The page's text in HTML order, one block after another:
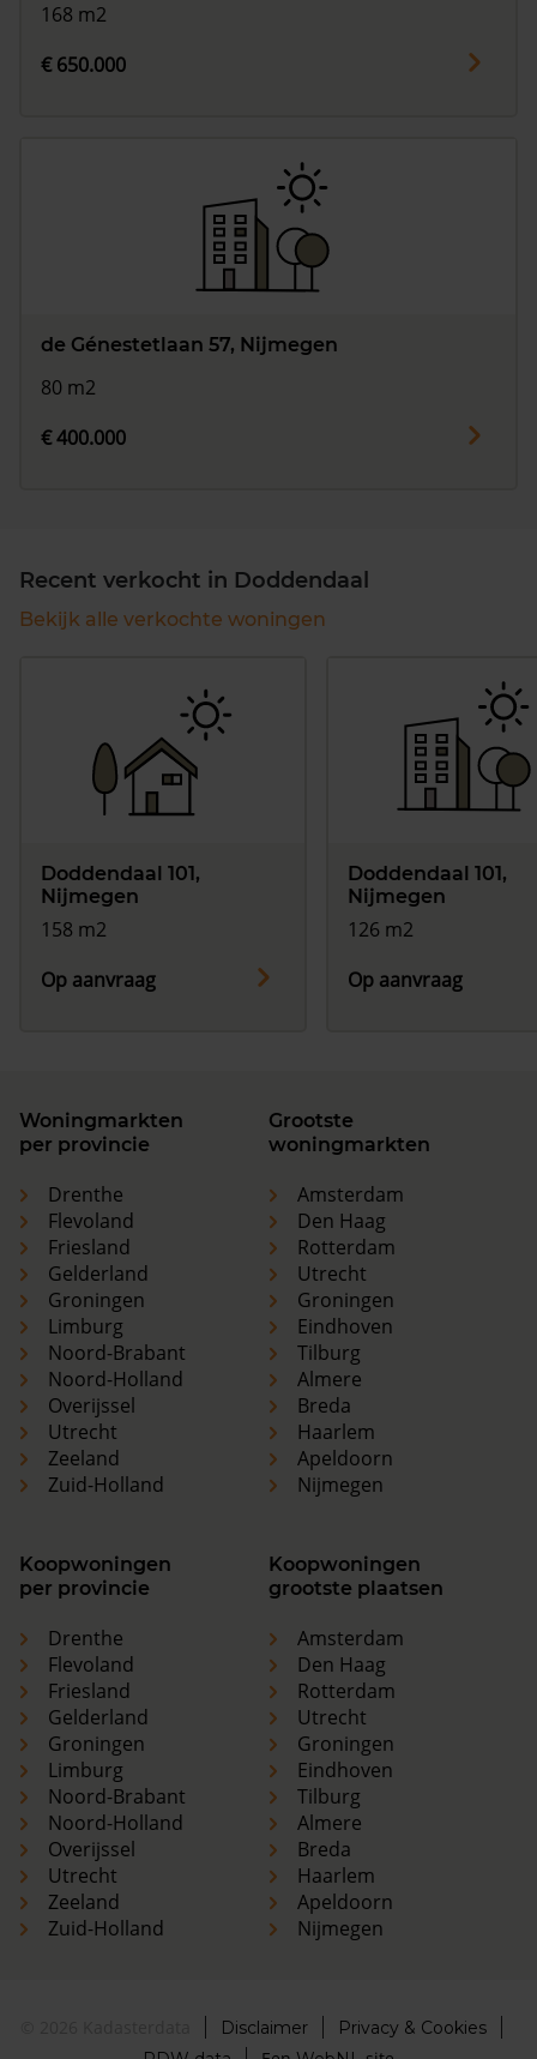
168 m2
€ 650.000
de Génestetlaan 57, Nijmegen
80 m2
€ 400.000
Recent verkocht in Doddendaal
Bekijk alle verkochte woningen
Doddendaal 101,
Nijmegen
158 m2
Op aanvraag
Doddendaal 101,
Nijmegen
126 m2
Op aanvraag
Woningmarkten
per provincie
Drenthe
Flevoland
Friesland
Gelderland
Groningen
Limburg
Noord-Brabant
Noord-Holland
Overijssel
Utrecht
Zeeland
Zuid-Holland
Grootste
woningmarkten
Amsterdam
Den Haag
Rotterdam
Utrecht
Groningen
Eindhoven
Tilburg
Almere
Breda
Haarlem
Apeldoorn
Nijmegen
Koopwoningen
per provincie
Drenthe
Flevoland
Friesland
Gelderland
Groningen
Limburg
Noord-Brabant
Noord-Holland
Overijssel
Utrecht
Zeeland
Zuid-Holland
Koopwoningen
grootste plaatsen
Amsterdam
Den Haag
Rotterdam
Utrecht
Groningen
Eindhoven
Tilburg
Almere
Breda
Haarlem
Apeldoorn
Nijmegen
Disclaimer
Privacy & Cookies